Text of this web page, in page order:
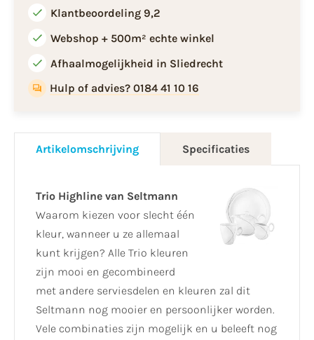
Klantbeoordeling 9,2
Webshop + 500m² echte winkel
Afhaalmogelijkheid in Sliedrecht
Hulp of advies? 0184 41 10 16
Artikelomschrijving Specificaties
Trio Highline van Seltmann
Waarom kiezen voor slecht één
kleur, wanneer u ze allemaal
kunt krijgen? Alle Trio kleuren
zijn mooi en gecombineerd
met andere serviesdelen en kleuren zal dit
Seltmann nog mooier en persoonlijker worden.
Vele combinaties zijn mogelijk en u beleeft nog